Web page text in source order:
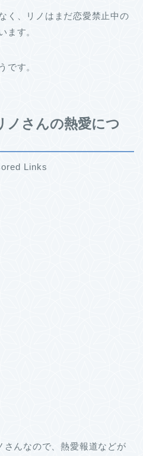
く、リノはまだ恋愛禁止中の
ます。
です。
ノさんの熱愛につ
Links
んなので、熱愛報道などが